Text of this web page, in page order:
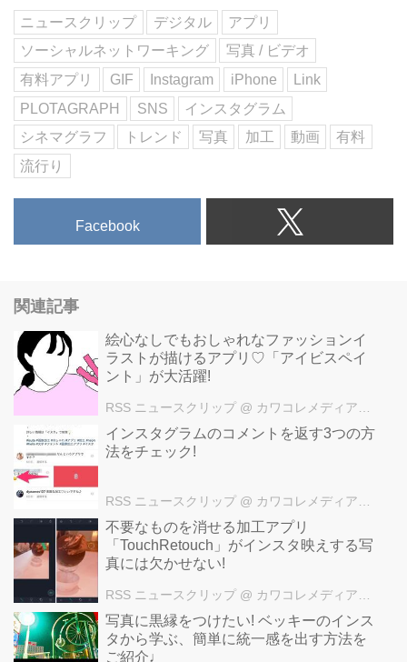
ニュースクリップ デジタル
アプリ
ソーシャルネットワーキング
写真 / ビデオ
有料アプリ
GIF Instagram iPhone
Link
PLOTAGRAPH
SNS
インスタグラム
シネマグラフ
トレンド 写真 加工 動画
有料
流行り
Facebook
関連記事
絵心なしでもおしゃれなファッションイ
ラストが描けるアプリ♡「アイビスペイ
ント」が大活躍!
RSS ニュースクリップ @ カワコレメディア編集部
インスタグラムのコメントを返す3つの方
法をチェック!
RSS ニュースクリップ @ カワコレメディア編集部
不要なものを消せる加工アプリ
「TouchRetouch」がインスタ映えする写
真には欠かせない!
RSS ニュースクリップ @ カワコレメディア編集部
写真に黒縁をつけたい! ベッキーのインス
タから学ぶ、簡単に統一感を出す方法を
ご紹介♩